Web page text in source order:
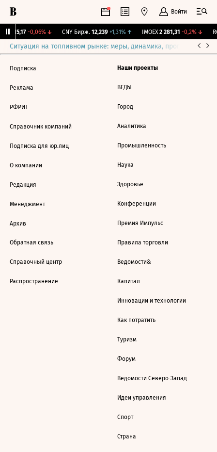
Войти
115,17 -0,06%↓ CNY Бирж. 12,239 +1,31%↑ IMOEX 2 281,31 -0,2%↓
Ситуация на топливном рынке: меры, динамика, прогнозы
Подписка
Реклама
РФРИТ
Справочник компаний
Подписка для юр.лиц
О компании
Редакция
Менеджмент
Архив
Обратная связь
Справочный центр
Распространение
Наши проекты
ВЕДЫ
Город
Аналитика
Промышленность
Наука
Здоровье
Конференции
Премия Импульс
Правила торговли
Ведомости&
Капитал
Инновации и технологии
Как потратить
Туризм
Форум
Ведомости Северо-Запад
Идеи управления
Спорт
Страна